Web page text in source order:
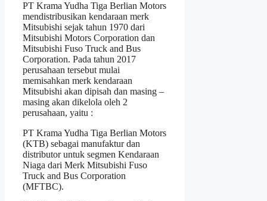
PT Krama Yudha Tiga Berlian Motors
mendistribusikan kendaraan merk
Mitsubishi sejak tahun 1970 dari
Mitsubishi Motors Corporation dan
Mitsubishi Fuso Truck and Bus
Corporation. Pada tahun 2017
perusahaan tersebut mulai
memisahkan merk kendaraan
Mitsubishi akan dipisah dan masing –
masing akan dikelola oleh 2
perusahaan, yaitu :
PT Krama Yudha Tiga Berlian Motors
(KTB) sebagai manufaktur dan
distributor untuk segmen Kendaraan
Niaga dari Merk Mitsubishi Fuso
Truck and Bus Corporation
(MFTBC).